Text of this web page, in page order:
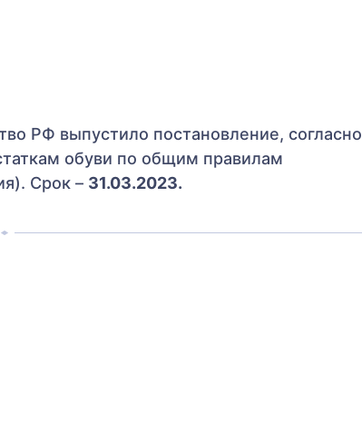
РФ выпустило постановление, согласно
обуви по общим правилам
Срок – 31.03.2023.